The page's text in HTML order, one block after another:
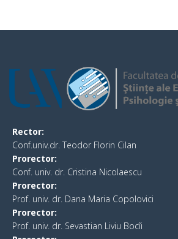
Rector:
Conf.univ.dr. Teodor Florin Cilan
Prorector:
Conf. univ. dr. Cristina Nicolaescu
Prorector:
Prof. univ. dr. Dana Maria Copolovici
Prorector:
Prof. univ. dr. Sevastian Liviu Bocîi